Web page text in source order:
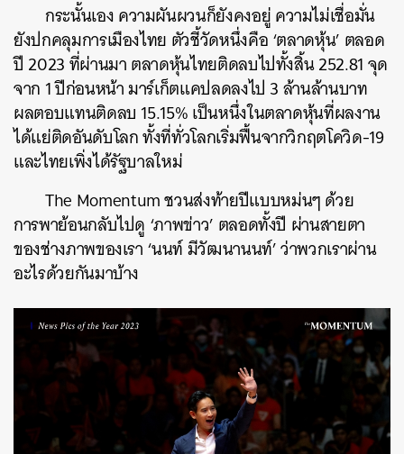
กระนั้นเอง ความผันผวนก็ยังคงอยู่ ความไม่เชื่อมั่น
ยังปกคลุมการเมืองไทย ตัวชี้วัดหนึ่งคือ ‘ตลาดหุ้น’ ตลอด
ปี 2023 ที่ผ่านมา ตลาดหุ้นไทยติดลบไปทั้งสิ้น 252.81 จุด
จาก 1 ปีก่อนหน้า มาร์เก็ตแคปลดลงไป 3 ล้านล้านบาท
ผลตอบแทนติดลบ 15.15% เป็นหนึ่งในตลาดหุ้นที่ผลงาน
ได้แย่ติดอันดับโลก ทั้งที่ทั่วโลกเริ่มฟื้นจากวิกฤตโควิด-19
และไทยเพิ่งได้รัฐบาลใหม่
The Momentum ชวนส่งท้ายปีแบบหม่นๆ ด้วย
การพาย้อนกลับไปดู ‘ภาพข่าว’ ตลอดทั้งปี ผ่านสายตา
ของช่างภาพของเรา ‘นนท์ มีวัฒนานนท์’ ว่าพวกเราผ่าน
อะไรด้วยกันมาบ้าง